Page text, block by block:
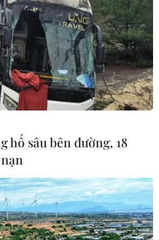
hố sâu bên đường, 18